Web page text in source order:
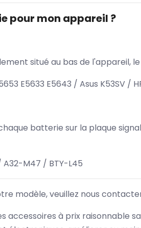
pour mon appareil ?
situé au bas de l'appareil,
E5633 E5643 / Asus K53SV /
batterie sur la plaque
A32-M47 / BTY-L45
modèle, veuillez nous
accessoires à prix raisonnable